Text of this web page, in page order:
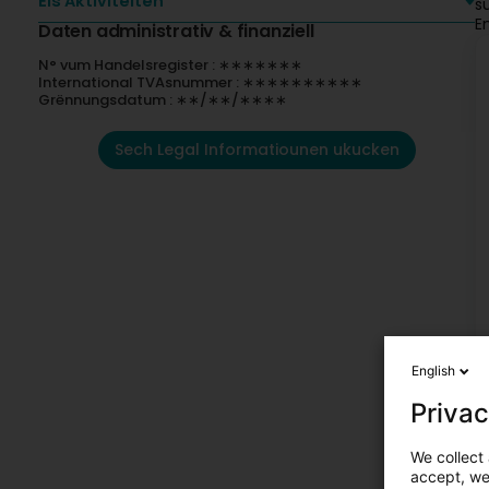
Daten administrativ & finanziell
N° vum Handelsregister : ∗∗∗∗∗∗∗
International TVAsnummer : ∗∗∗∗∗∗∗∗∗∗
Grënnungsdatum : ∗∗/∗∗/∗∗∗∗
Sech Legal Informatiounen ukucken
English
We
accept,